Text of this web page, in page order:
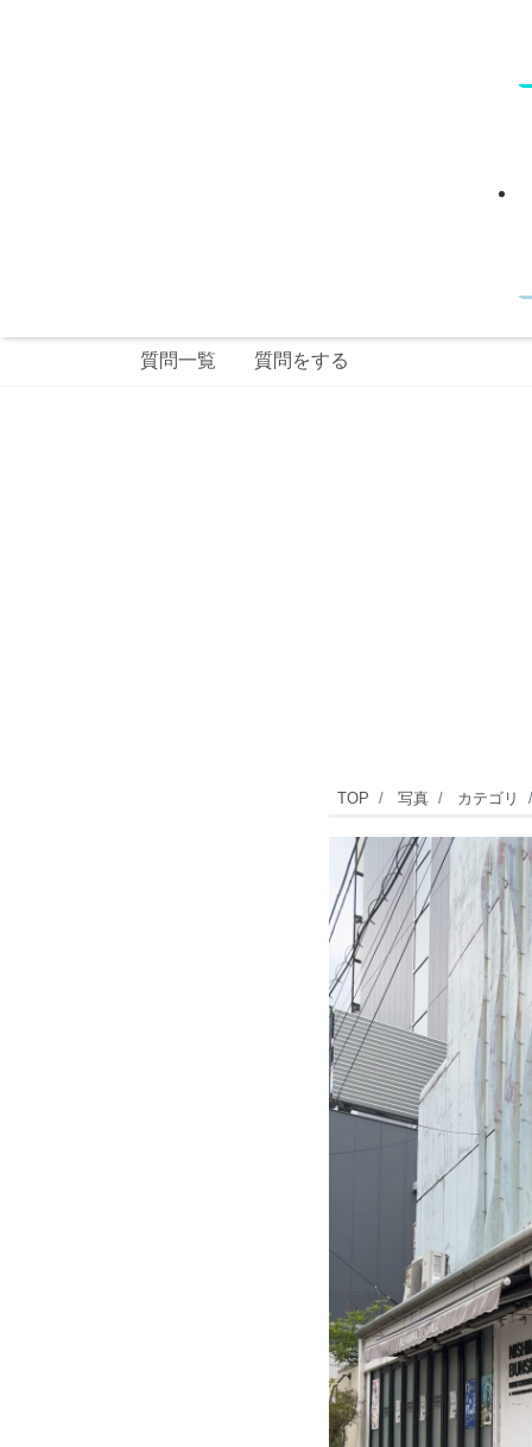
質問一覧 質問をする
ア
ド
街
ッ
ク
天
自
由
が
丘
TOP 写真 カテゴリ